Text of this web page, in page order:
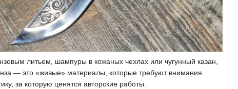
литьем, шампуры в кожаных чехлах или чугунный казан,
— это «живые» материалы, которые требуют внимания.
за которую ценятся авторские работы.